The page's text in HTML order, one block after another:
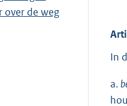
over de weg
In
a.